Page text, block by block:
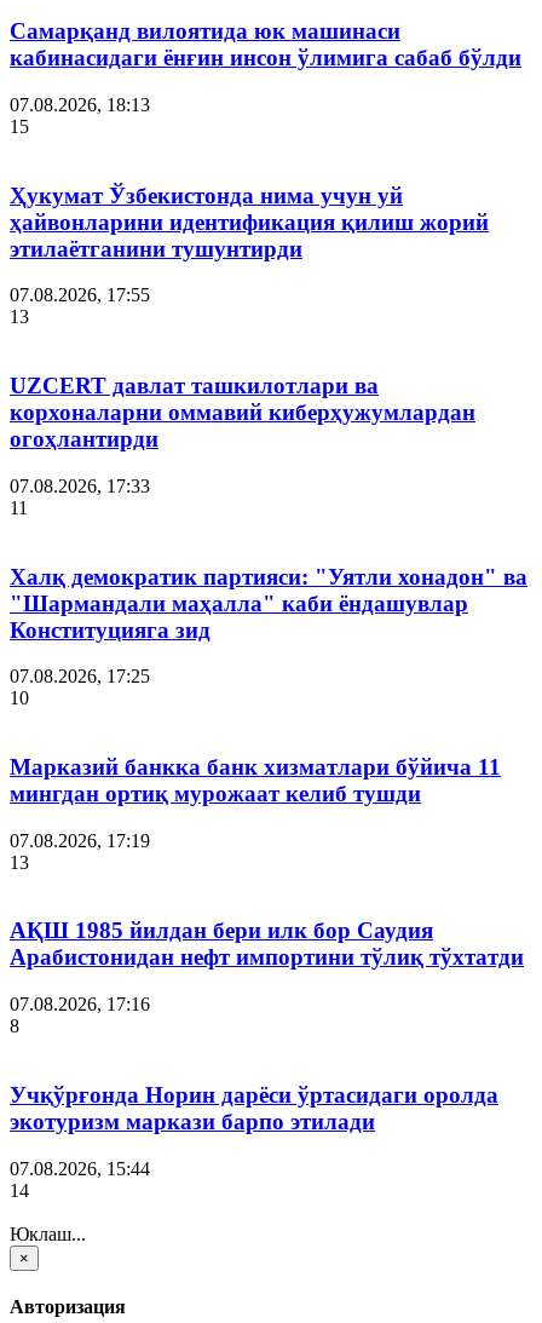
Самарқанд вилоятида юк машинаси
кабинасидаги ёнғин инсон ўлимига сабаб бўлди
07.08.2026, 18:13
15
Ҳукумат Ўзбекистонда нима учун уй
ҳайвонларини идентификация қилиш жорий
этилаётганини тушунтирди
07.08.2026, 17:55
13
UZCERT давлат ташкилотлари ва
корхоналарни оммавий киберҳужумлардан
огоҳлантирди
07.08.2026, 17:33
11
Халқ демократик партияси: "Уятли хонадон" ва
"Шармандали маҳалла" каби ёндашувлар
Конституцияга зид
07.08.2026, 17:25
10
Марказий банкка банк хизматлари бўйича 11
мингдан ортиқ мурожаат келиб тушди
07.08.2026, 17:19
13
АҚШ 1985 йилдан бери илк бор Саудия
Арабистонидан нефт импортини тўлиқ тўхтатди
07.08.2026, 17:16
8
Учқўрғонда Норин дарёси ўртасидаги оролда
экотуризм маркази барпо этилади
07.08.2026, 15:44
14
Юклаш...
×
Авторизация